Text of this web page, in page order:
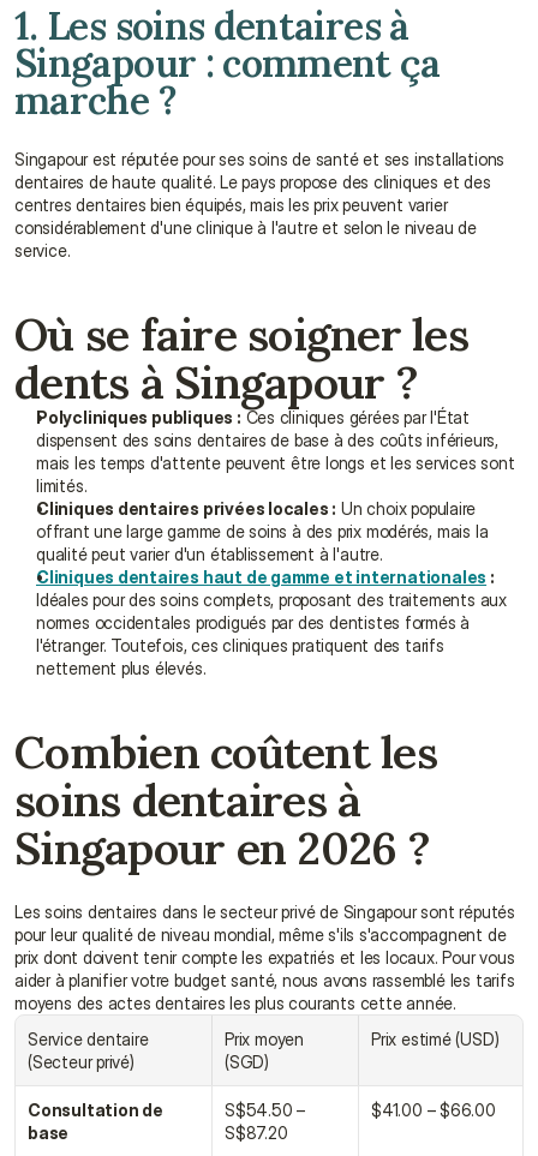
1. Les soins dentaires à
Singapour : comment ça
marche ?
Singapour est réputée pour ses soins de santé et ses installations
dentaires de haute qualité. Le pays propose des cliniques et des
centres dentaires bien équipés, mais les prix peuvent varier
considérablement d'une clinique à l'autre et selon le niveau de
service.
Où se faire soigner les
dents à Singapour ?
Polycliniques publiques : Ces cliniques gérées par l'État
dispensent des soins dentaires de base à des coûts inférieurs,
mais les temps d'attente peuvent être longs et les services sont
limités.
Cliniques dentaires privées locales : Un choix populaire
offrant une large gamme de soins à des prix modérés, mais la
qualité peut varier d'un établissement à l'autre.
Cliniques dentaires haut de gamme et internationales :
Idéales pour des soins complets, proposant des traitements aux
normes occidentales prodigués par des dentistes formés à
l'étranger. Toutefois, ces cliniques pratiquent des tarifs
nettement plus élevés.
Combien coûtent les
soins dentaires à
Singapour en 2026 ?
Les soins dentaires dans le secteur privé de Singapour sont réputés
pour leur qualité de niveau mondial, même s'ils s'accompagnent de
prix dont doivent tenir compte les expatriés et les locaux. Pour vous
aider à planifier votre budget santé, nous avons rassemblé les tarifs
moyens des actes dentaires les plus courants cette année.
Service dentaire
(Secteur privé)
Prix moyen
(SGD)
Prix estimé (USD)
Consultation de
base
S$54.50 –
S$87.20
$41.00 – $66.00